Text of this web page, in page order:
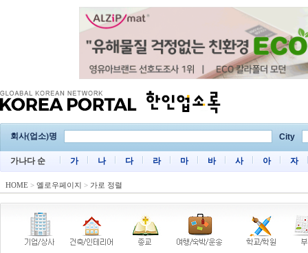
회사(업소)명 City
가나다 순 가 나 다 라 마 바 사 아 자
HOME > 옐로우페이지 > 가로 정렬